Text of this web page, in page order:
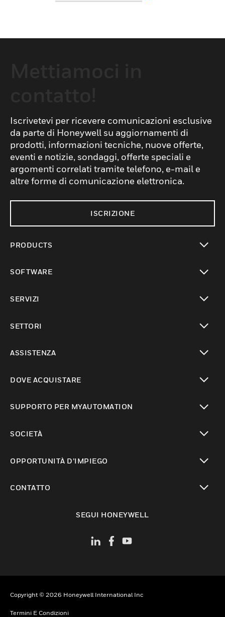
Iscrivetevi per ricevere comunicazioni esclusive
da parte di Honeywell su aggiornamenti di
prodotti, informazioni tecniche, nuove offerte,
eventi e notizie, sondaggi, offerte speciali e
argomenti correlati tramite telefono, e-mail e
altre forme di comunicazione elettronica.
ISCRIZIONE
PRODUCTS
SOFTWARE
SERVIZI
SETTORI
ASSISTENZA
DOVE ACQUISTARE
SUPPORTO PER MYAUTOMATION
SOCIETÀ
OPPORTUNITÀ D’IMPIEGO
CONTATTO
SEGUI HONEYWELL
Copyright © 2026 Honeywell International Inc
Termini E Condizioni